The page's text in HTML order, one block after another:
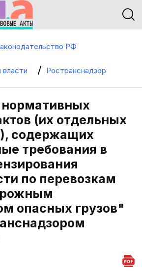
РФ
Ространснадзор
(их отдельных
содержащих
требования в
по перевозкам
опасных грузов"